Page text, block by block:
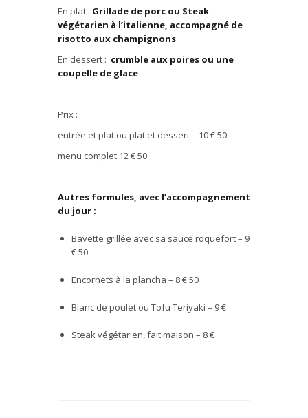
En plat : Grillade de porc ou Steak
végétarien à l’italienne, accompagné de
risotto aux champignons
En dessert : crumble aux poires ou une
coupelle de glace
Prix :
entrée et plat ou plat et dessert – 10€50
menu complet 12€50
Autres formules, avec l’accompagnement
du jour :
Bavette grillée avec sa sauce roquefort – 9
€50
Encornets à la plancha – 8€ 50
Blanc de poulet ou Tofu Teriyaki – 9€
Steak végétarien, fait maison – 8€